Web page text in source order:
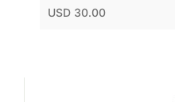
USD 30.00